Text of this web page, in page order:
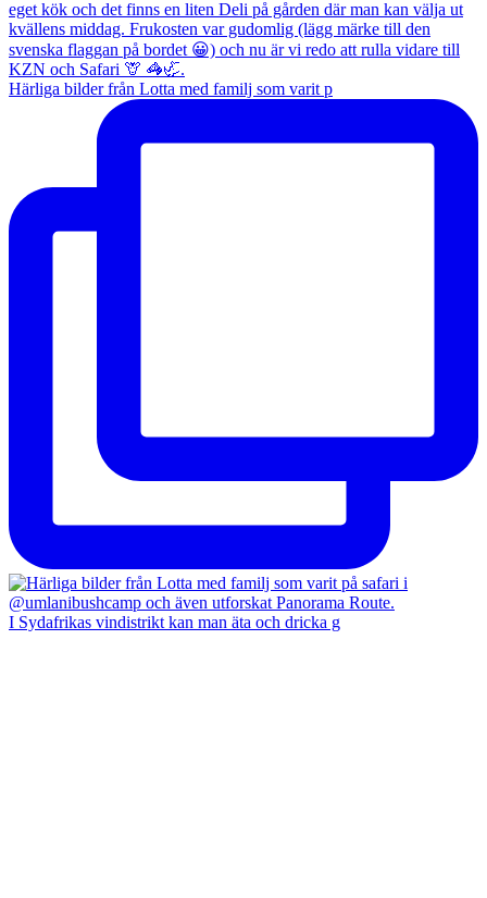
Härliga bilder från Lotta med familj som varit p
I Sydafrikas vindistrikt kan man äta och dricka g